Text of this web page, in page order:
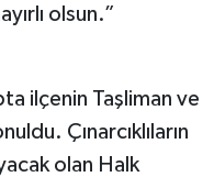
olsun.”
ilçenin Taşliman ve
Çınarcıklıların
olan Halk